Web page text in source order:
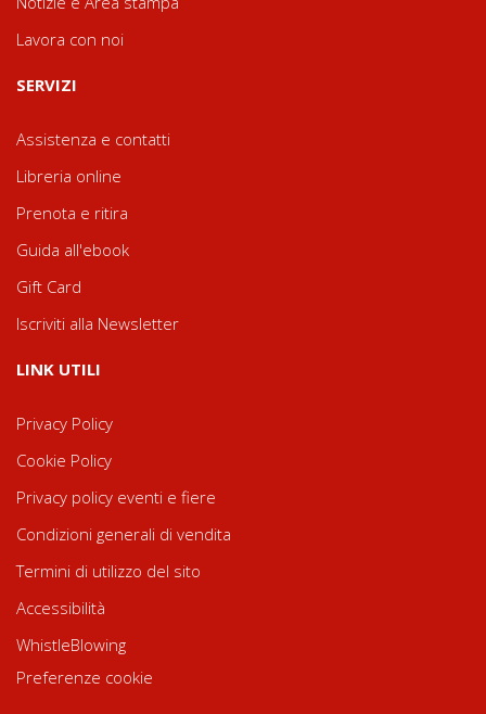
Lavora con noi
SERVIZI
Assistenza e contatti
Libreria online
Prenota e ritira
Guida all'ebook
Gift Card
Iscriviti alla Newsletter
LINK UTILI
Privacy Policy
Cookie Policy
Privacy policy eventi e fiere
Condizioni generali di vendita
Termini di utilizzo del sito
Accessibilità
WhistleBlowing
Preferenze cookie